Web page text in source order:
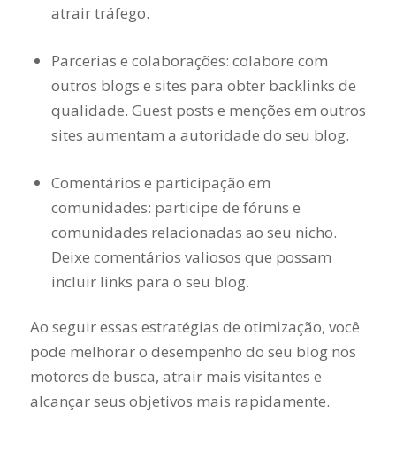
atrair tráfego.
Parcerias e colaborações: colabore com
outros blogs e sites para obter backlinks de
qualidade. Guest posts e menções em outros
sites aumentam a autoridade do seu blog.
Comentários e participação em
comunidades: participe de fóruns e
comunidades relacionadas ao seu nicho.
Deixe comentários valiosos que possam
incluir links para o seu blog.
Ao seguir essas estratégias de otimização, você
pode melhorar o desempenho do seu blog nos
motores de busca, atrair mais visitantes e
alcançar seus objetivos mais rapidamente.